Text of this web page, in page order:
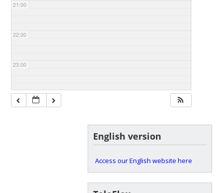
21:00
22:00
23:00
English version
Access our English website here